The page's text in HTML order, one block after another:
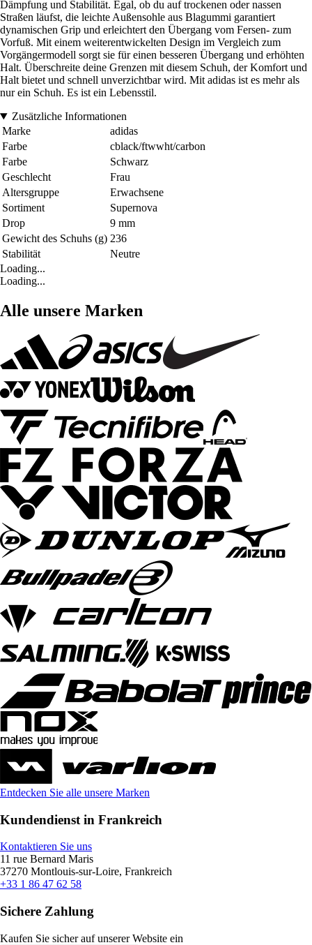
Dämpfung und Stabilität. Egal, ob du auf trockenen oder nassen
Straßen läufst, die leichte Außensohle aus Blagummi garantiert
dynamischen Grip und erleichtert den Übergang vom Fersen- zum
Vorfuß. Mit einem weiterentwickelten Design im Vergleich zum
Vorgängermodell sorgt sie für einen besseren Übergang und erhöhten
Halt. Überschreite deine Grenzen mit diesem Schuh, der Komfort und
Halt bietet und schnell unverzichtbar wird. Mit adidas ist es mehr als
nur ein Schuh. Es ist ein Lebensstil.
Zusätzliche Informationen
Marke
adidas
Farbe
cblack/ftwwht/carbon
Farbe
Schwarz
Geschlecht
Frau
Altersgruppe
Erwachsene
Sortiment
Supernova
Drop
9 mm
Gewicht des Schuhs (g) 236
Stabilität
Neutre
Loading...
Loading...
Alle unsere Marken
Entdecken Sie alle unsere Marken
Kundendienst in Frankreich
Kontaktieren Sie uns
11 rue Bernard Maris
37270 Montlouis-sur-Loire, Frankreich
+33 1 86 47 62 58
Sichere Zahlung
Kaufen Sie sicher auf unserer Website ein